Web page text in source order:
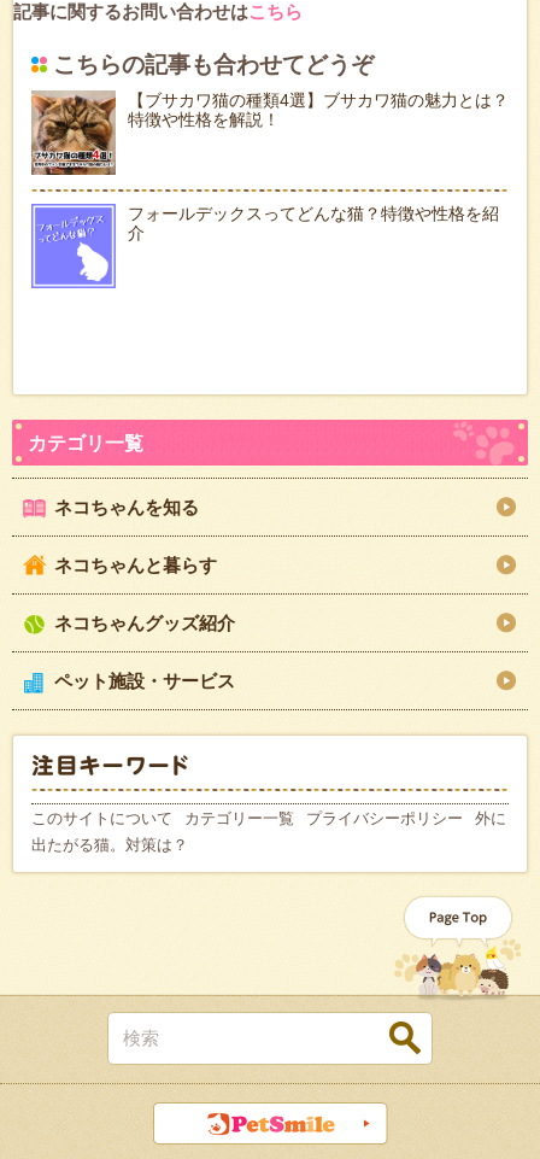
記事に関するお問い合わせはこちら
こちらの記事も合わせてどうぞ
【ブサカワ猫の種類4選】ブサカワ猫の魅力とは？
特徴や性格を解説！
フォールデックスってどんな猫？特徴や性格を紹
介
ネコちゃんを知る
ネコちゃんと暮らす
ネコちゃんグッズ紹介
ペット施設・サービス
このサイトについて カテゴリー一覧 プライバシーポリシー
外に
出たがる猫。対策は？